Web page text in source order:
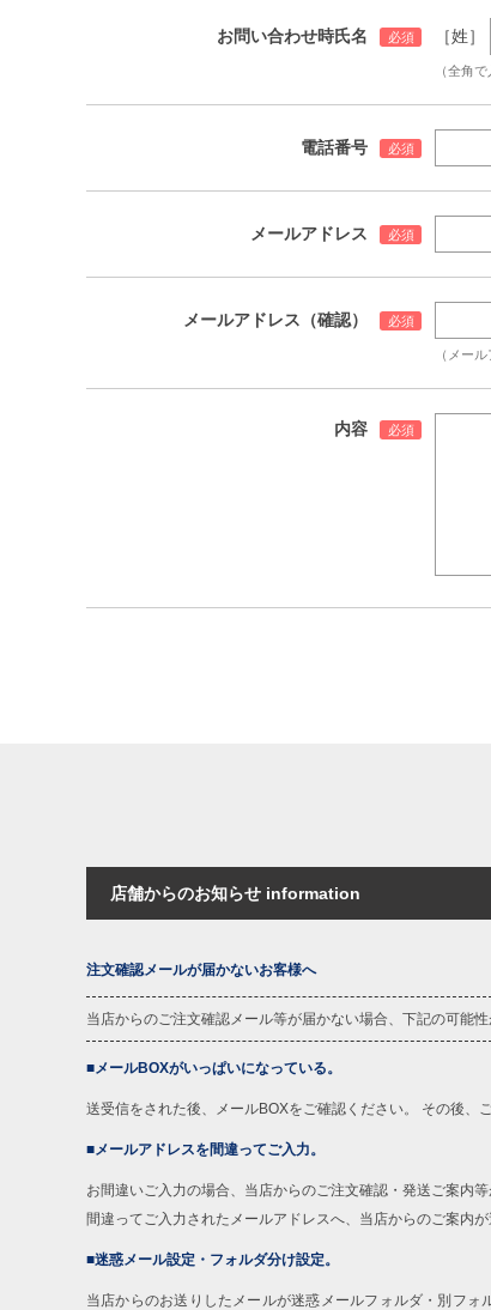
お問い合わせ時氏名 ［姓］
（全角
電話番号
メールアドレス
メールアドレス（確認）
（メー
内容
店舗からのお知らせ information
注文確認メールが届かないお客様へ
当店からのご注文確認メール等が届かない場合、下記の可能性
■メールBOXがいっぱいになっている。
送受信をされた後、メールBOXをご確認ください。 その後、
■メールアドレスを間違ってご入力。
お間違いご入力の場合、当店からのご注文確認・発送ご案内等
間違ってご入力されたメールアドレスへ、当店からのご案内が
■迷惑メール設定・フォルダ分け設定。
当店からのお送りしたメールが迷惑メールフォルダ・別フ